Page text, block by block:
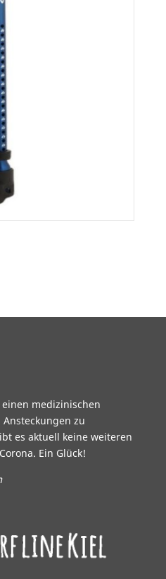
medizinischen
zu
es aktuell keine weiteren
Ein Glück!